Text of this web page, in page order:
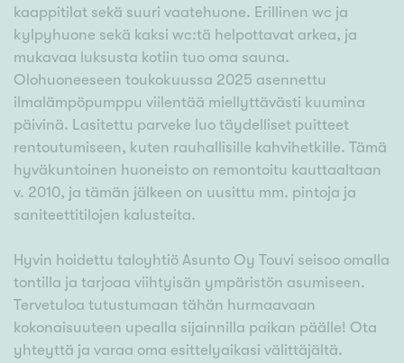
kaappitilat sekä suuri vaatehuone. Erillinen wc ja
kylpyhuone sekä kaksi wc:tä helpottavat arkea, ja
mukavaa luksusta kotiin tuo oma sauna.
Olohuoneeseen toukokuussa 2025 asennettu
ilmalämpöpumppu viilentää miellyttävästi kuumina
päivinä. Lasitettu parveke luo täydelliset puitteet
rentoutumiseen, kuten rauhallisille kahvihetkille. Tämä
hyväkuntoinen huoneisto on remontoitu kauttaaltaan
v. 2010, ja tämän jälkeen on uusittu mm. pintoja ja
saniteettitilojen kalusteita.
Hyvin hoidettu taloyhtiö Asunto Oy Touvi seisoo omalla
tontilla ja tarjoaa viihtyisän ympäristön asumiseen.
Tervetuloa tutustumaan tähän hurmaavaan
kokonaisuuteen upealla sijainnilla paikan päälle! Ota
yhteyttä ja varaa oma esittelyaikasi välittäjältä.